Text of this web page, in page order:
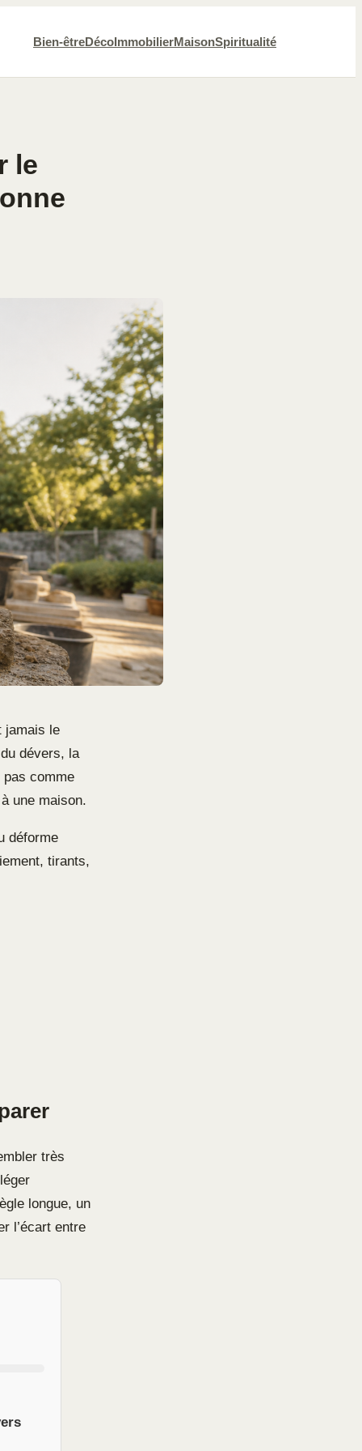
Bien-êtreDécoImmobilierMaisonSpiritualité
le
jamais le
dévers, la
pas comme
une maison.
déforme
tirants,
très
longue, un
l’écart entre